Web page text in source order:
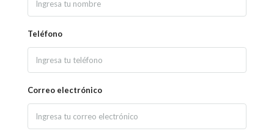
Teléfono
Correo electrónico